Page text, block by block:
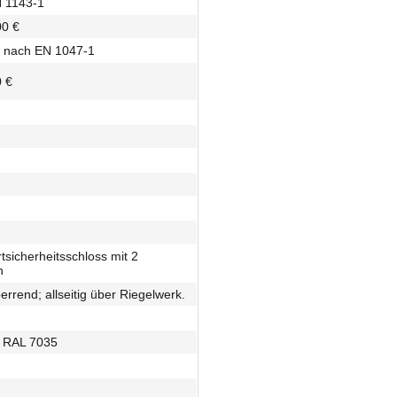
€
EN 1047-1
€
mit 2
allseitig über Riegelwerk.
7035